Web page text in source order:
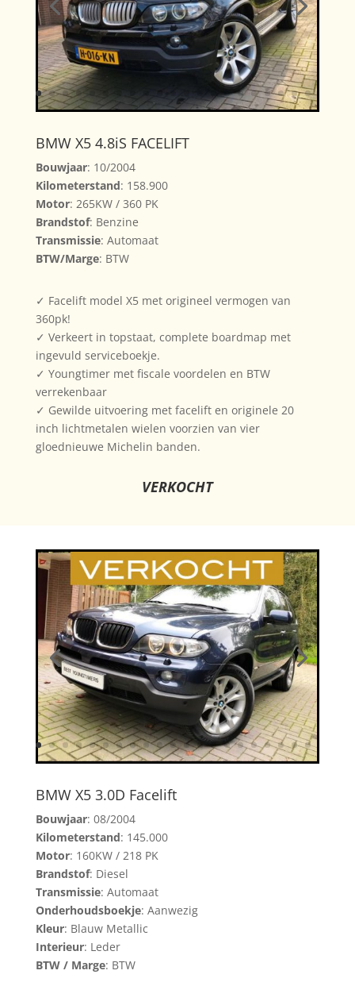
BMW X5 4.8iS FACELIFT
Bouwjaar: 10/2004
Kilometerstand: 158.900
Motor: 265KW / 360 PK
Brandstof: Benzine
Transmissie: Automaat
BTW/Marge: BTW
✓ Facelift model X5 met origineel vermogen van
360pk!
✓ Verkeert in topstaat, complete boardmap met
ingevuld serviceboekje.
✓ Youngtimer met fiscale voordelen en BTW
verrekenbaar
✓ Gewilde uitvoering met facelift en originele 20
inch lichtmetalen wielen voorzien van vier
gloednieuwe Michelin banden.
VERKOCHT
BMW X5 3.0D Facelift
Bouwjaar: 08/2004
Kilometerstand: 145.000
Motor: 160KW / 218 PK
Brandstof: Diesel
Transmissie: Automaat
Onderhoudsboekje: Aanwezig
Kleur: Blauw Metallic
Interieur: Leder
BTW / Marge: BTW